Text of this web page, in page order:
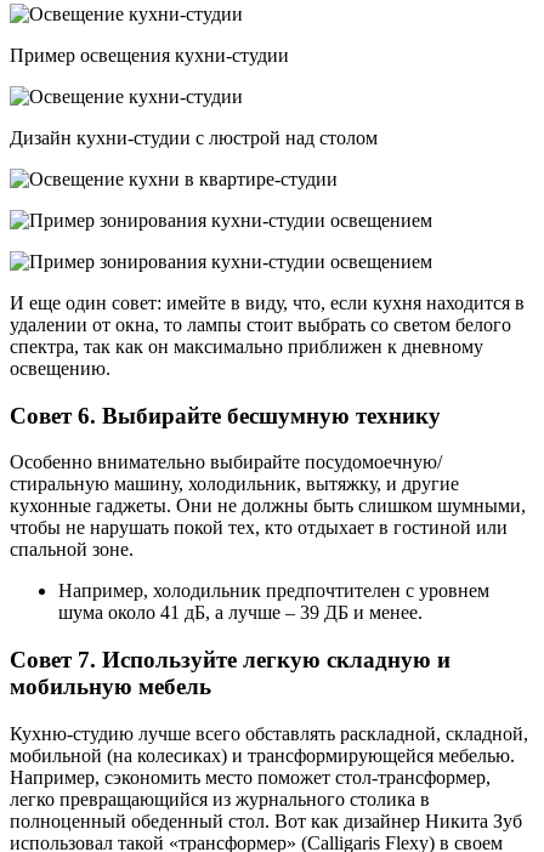
Пример освещения кухни-студии
Дизайн кухни-студии с люстрой над столом
И еще один совет: имейте в виду, что, если кухня находится в
удалении от окна, то лампы стоит выбрать со светом белого
спектра, так как он максимально приближен к дневному
освещению.
Совет 6. Выбирайте бесшумную технику
Особенно внимательно выбирайте посудомоечную/
стиральную машину, холодильник, вытяжку, и другие
кухонные гаджеты. Они не должны быть слишком шумными,
чтобы не нарушать покой тех, кто отдыхает в гостиной или
спальной зоне.
Например, холодильник предпочтителен с уровнем
шума около 41 дБ, а лучше – 39 ДБ и менее.
Совет 7. Используйте легкую складную и
мобильную мебель
Кухню-студию лучше всего обставлять раскладной, складной,
мобильной (на колесиках) и трансформирующейся мебелью.
Например, сэкономить место поможет стол-трансформер,
легко превращающийся из журнального столика в
полноценный обеденный стол. Вот как дизайнер Никита Зуб
использовал такой «трансформер» (Calligaris Flexy) в своем